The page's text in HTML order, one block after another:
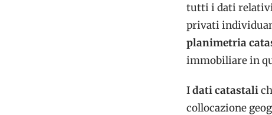
tutti i dati
privati
planimetria
immobiliare in
Idati catastali
collocazione